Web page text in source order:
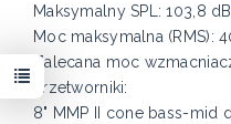
Maksymalny SPL: 103,8
Moc maksymalna (RMS):
Zalecana moc
Przetworniki:
8" MMP II cone bass-mid